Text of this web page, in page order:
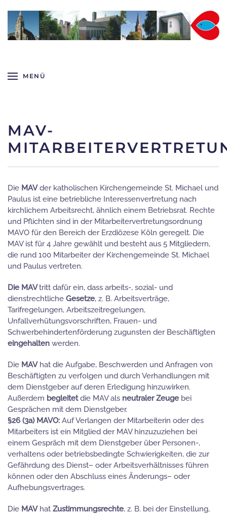
Zum Hauptinhalt springen
MENÜ
MAV-
Die MAVder katholischen Kirchengemeinde St. Michael und
Paulus ist eine betriebliche Interessenvertretung nach
kirchlichem Arbeitsrecht, ähnlich einem Betriebsrat. Rechte
und Pflichten sind in der Mitarbeitervertretungsordnung
MAVO für den Bereich der Erzdiözese Köln geregelt. Die
MAV ist für 4 Jahre gewählt und besteht aus 5 Mitgliedern,
die rund 100 Mitarbeiter der Kirchengemeinde St. Michael
und Paulus vertreten.
Die MAVtritt dafür ein, dass arbeits-, sozial- und
dienstrechtliche Gesetze, z. B. Arbeitsverträge,
Tarifregelungen, Arbeitszeitregelungen,
Unfallverhütungsvorschriften, Frauen- und
Schwerbehindertenförderung zugunsten der Beschäftigten
eingehalten werden.
Die MAVhat die Aufgabe, Beschwerden und Anfragen von
Beschäftigten zu verfolgen und durch Verhandlungen mit
dem Dienstgeber auf deren Erledigung hinzuwirken.
Außerdem begleitetdie MAV als neutraler Zeuge bei
Gesprächen mit dem Dienstgeber.
§26 (3a) MAVO: Auf Verlangen der Mitarbeiterin oder des
Mitarbeiters ist ein Mitglied der MAV hinzuzuziehen bei
einem Gespräch mit dem Dienstgeber über Personen-,
verhaltens oder betriebsbedingte Schwierigkeiten, die zur
Gefährdung des Dienst– oder Arbeitsverhältnisses führen
können oder den Abschluss eines Änderungs– oder
Aufhebungsvertrages.
Die MAVhat Zustimmungsrechte, z. B. bei der Einstellung,